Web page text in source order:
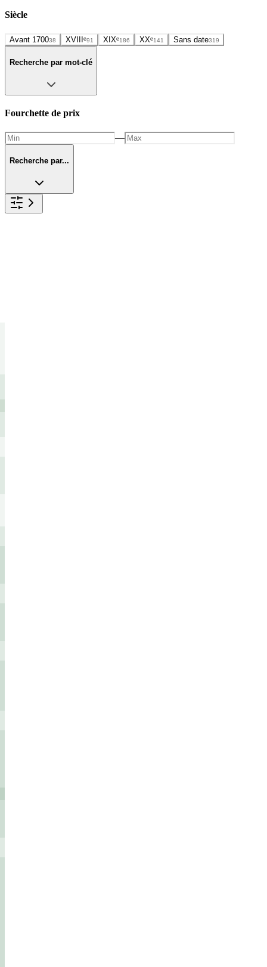
Siècle
Avant 170038 XVIIIᵉ91 XIXᵉ186 XXᵉ141 Sans date319
Recherche par mot-clé
Fourchette de prix
—
Recherche par...